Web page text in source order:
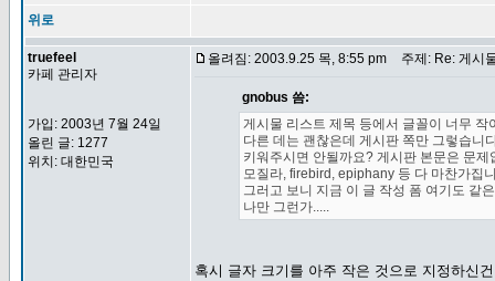
위로
truefeel
카페 관리자
가입: 2003년 7월 24일
올린 글: 1277
위치: 대한민국
올려짐: 2003.9.25 목, 8:55 pm 주제: Re: 게시
gnobus 씀:
게시물 리스트 제목 등에서 글꼴이 너무
다른 데는 괜찮은데 게시판 쪽만 그렇습니
키워주시면 안될까요? 게시판 본문은 문제
모질라, firebird, epiphany 등 다 마찬가집
그러고 보니 지금 이 글 작성 폼 여기도 같
나만 그런가.....
혹시 글자 크기를 아주 작은 것으로 지정하신